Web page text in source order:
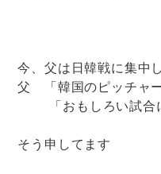
今、父は日韓戦に集中
父 「韓国のピッチャー
「おもしろい試合
そう申してます